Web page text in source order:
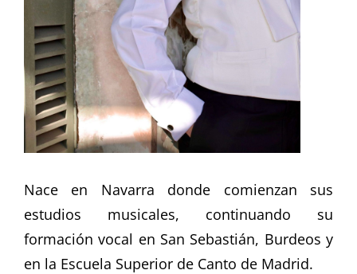
Nace en Navarra donde comienzan sus
estudios musicales, continuando su
formación vocal en San Sebastián, Burdeos y
en la Escuela Superior de Canto de Madrid.